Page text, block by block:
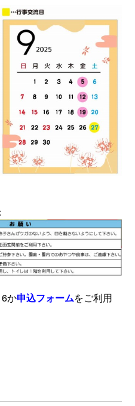
か申込フォームをご利用